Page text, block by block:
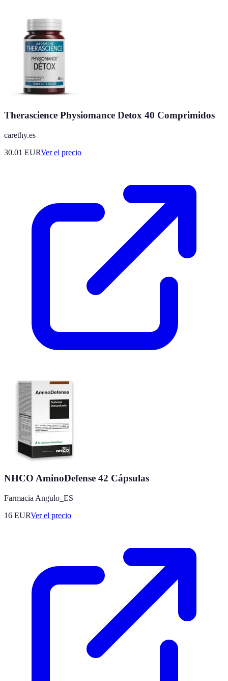
Therascience Physiomance Detox 40 Comprimidos
carethy.es
30.01 EURVer el precio
NHCO AminoDefense 42 Cápsulas
Farmacia Angulo_ES
16 EURVer el precio